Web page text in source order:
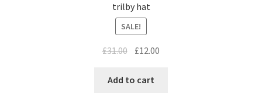
trilby hat
SALE!
£31.00 £12.00
Add to cart